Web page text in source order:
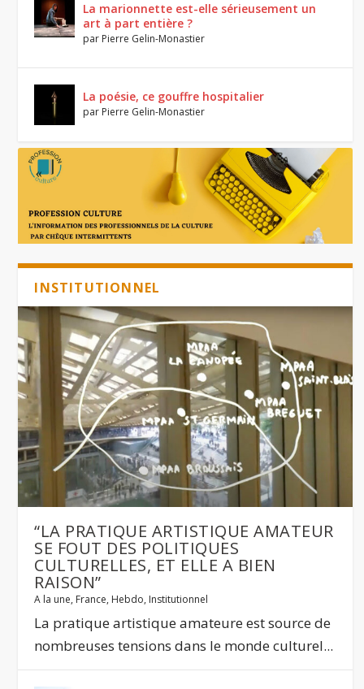
La marionnette est-elle sérieusement un
art à part entière ?
par Pierre Gelin-Monastier
La poésie, ce gouffre hospitalier
par Pierre Gelin-Monastier
INSTITUTIONNEL
“LA PRATIQUE ARTISTIQUE AMATEUR
SE FOUT DES POLITIQUES
CULTURELLES, ET ELLE A BIEN
RAISON”
A la une, France, Hebdo, Institutionnel
La pratique artistique amateure est source de
nombreuses tensions dans le monde culturel...